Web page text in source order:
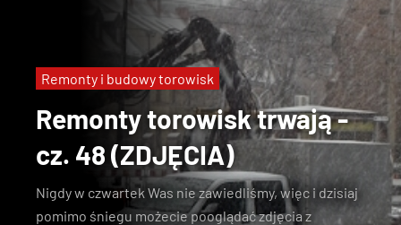
Remonty torowisk trwają -
cz. 48 (ZDJĘCIA)
Nigdy w czwartek Was nie zawiedliśmy, więc i dzisiaj
pomimo śniegu możecie pooglądać zdjęcia z
Remonty i budowy torowisk